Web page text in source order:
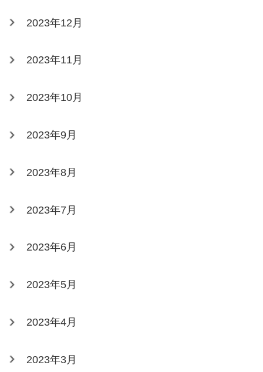
2023年12月
2023年11月
2023年10月
2023年9月
2023年8月
2023年7月
2023年6月
2023年5月
2023年4月
2023年3月